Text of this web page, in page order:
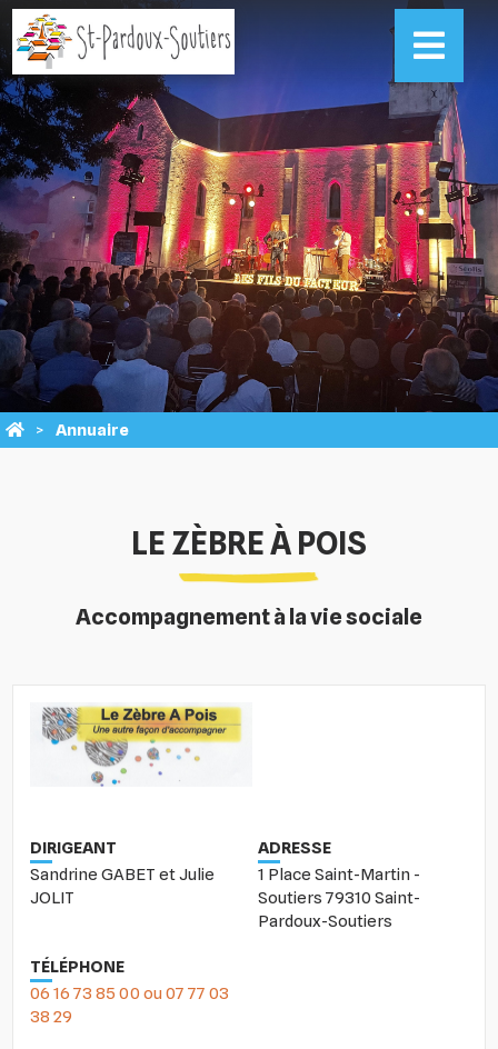
Annuaire
LE ZÈBRE À POIS
Accompagnement à la vie sociale
DIRIGEANT
Sandrine GABET et Julie
JOLIT
ADRESSE
1 Place Saint-Martin -
Soutiers 79310 Saint-
Pardoux-Soutiers
TÉLÉPHONE
06 16 73 85 00 ou 07 77 03
38 29